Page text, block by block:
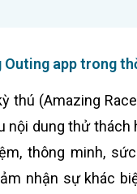
Outing app trong
thú (Amazing
nội dung thử thách
thông minh,
nhận sự khác